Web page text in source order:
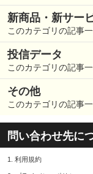
新商品・新サー
このカテゴリの記事
投信データ
このカテゴリの記事
その他
このカテゴリの記事
問い合わせ先に
1. 利用規約